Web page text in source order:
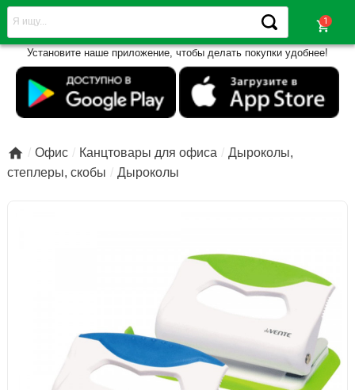
shopping_cart
Установите наше приложение, чтобы делать покупки удобнее!
 Офис Канцтовары для офиса
Дыроколы,
степлеры, скобы
Дыроколы